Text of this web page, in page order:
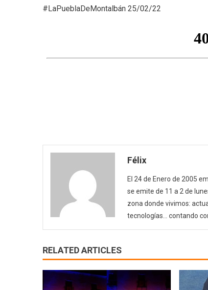
#LaPueblaDeMontalbán 25/02/22
Félix
El 24 de Enero de 2005
se emite de 11 a 2 de
zona donde vivimos:
tecnologías… contando
RELATED ARTICLES